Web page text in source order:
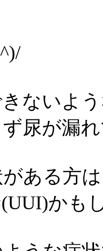
きないよ
ず尿が漏
ある方
かも